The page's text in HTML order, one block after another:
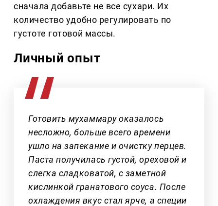
сначала добавьте не все сухари. Их
количество удобно регулировать по
густоте готовой массы.
Личный опыт
Готовить мухаммару оказалось
несложно, больше всего времени
ушло на запекание и очистку перцев.
Паста получилась густой, ореховой и
слегка сладковатой, с заметной
кислинкой гранатового соуса. После
охлаждения вкус стал ярче, а специи